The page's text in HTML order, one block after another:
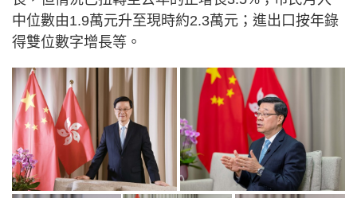
中位數由1.9萬元升至現時約2.3萬元；進出口按年錄
得雙位數字增長等。